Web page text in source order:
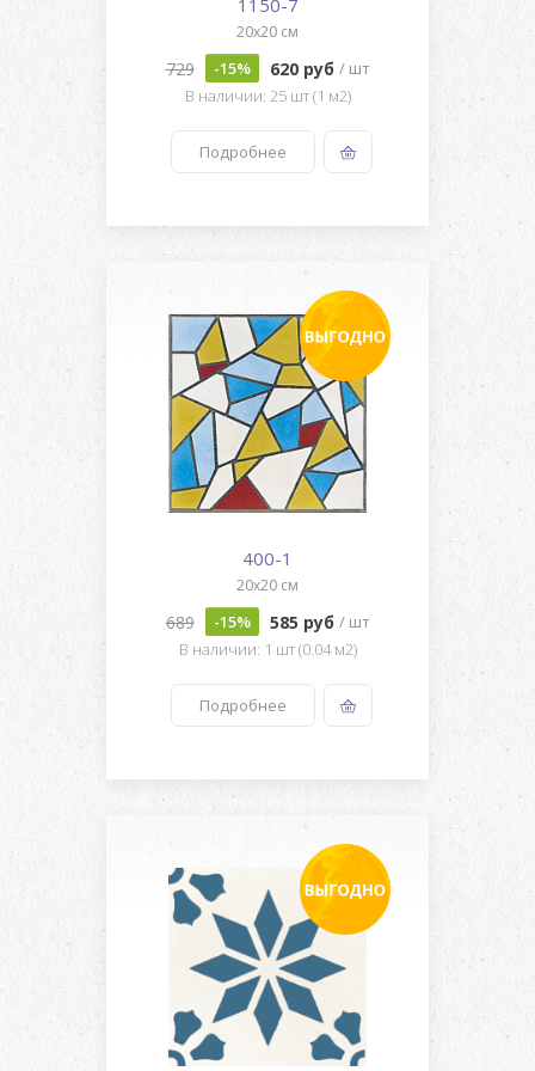
1150-7
20x20 см
729 -15% 620 руб / шт
В наличии: 25 шт (1 м2)
Подробнее
400-1
20x20 см
689 -15% 585 руб / шт
В наличии: 1 шт (0.04 м2)
Подробнее